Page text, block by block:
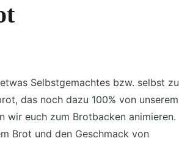
Selbstgemachtes bzw. selbst zu
das noch dazu 100% von unserem
wir euch zum Brotbacken animieren.
Brot und den Geschmack von